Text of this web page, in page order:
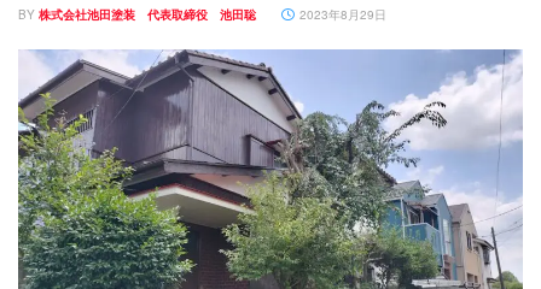
BY 株式会社池田塗装 代表取締役 池田聡 2023年8月29日